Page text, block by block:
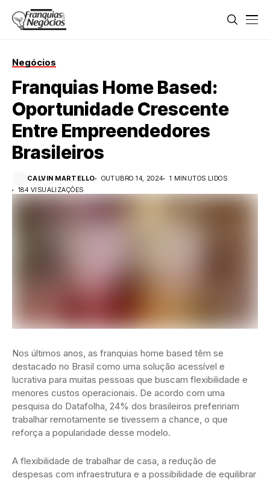
Negócios
Franquias Home Based:
Oportunidade Crescente
Entre Empreendedores
Brasileiros
CALVIN MARTELLO OUTUBRO 14, 2024
1 MINUTOS LIDOS
184 VISUALIZAÇÕES
Nos últimos anos, as franquias home based têm se
destacado no Brasil como uma solução acessível e
lucrativa para muitas pessoas que buscam flexibilidade e
menores custos operacionais. De acordo com uma
pesquisa do Datafolha, 24% dos brasileiros prefeririam
trabalhar remotamente se tivessem a chance, o que
reforça a popularidade desse modelo.
A flexibilidade de trabalhar de casa, a redução de
despesas com infraestrutura e a possibilidade de equilibrar